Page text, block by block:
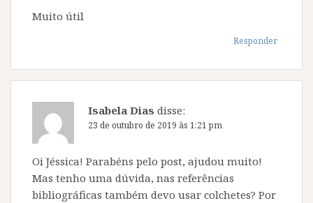
Muito útil
Responder
Isabela Dias disse:
23 de outubro de 2019 às 1:21 pm
Oi Jéssica! Parabéns pelo post, ajudou muito!
Mas tenho uma dúvida, nas referências
bibliográficas também devo usar colchetes? Por